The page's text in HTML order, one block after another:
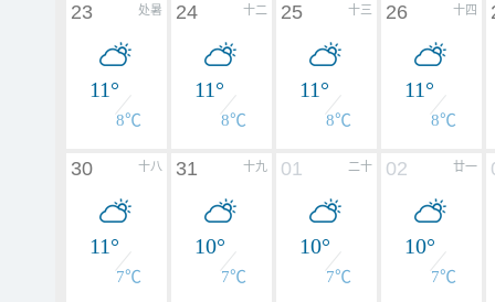
处暑
23
11°
8℃
十二
24
11°
8℃
十三
25
11°
8℃
十四
26
11°
8℃
十八
30
11°
7℃
十九
31
10°
7℃
二十
01
10°
7℃
廿一
02
10°
7℃